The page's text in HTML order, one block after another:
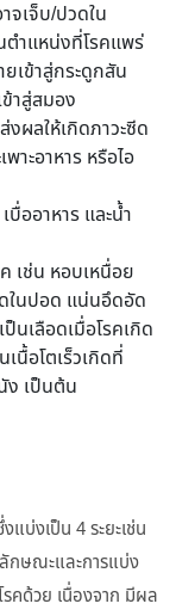
จเจ็บ/ปวดใน
ตำแหน่งที่โรคแพร่
เข้าสู่กระดูกสัน
าสู่สมอง
ผลให้เกิดภาวะซีด
าะอาหาร หรือไอ
ออาหาร และน้ำ
เช่น หอบเหนื่อย
ดในปอด แน่นอึดอัด
นเลือดเมื่อโรคเกิด
เนื้อโตเร็วเกิดที่
ง เป็นต้น
แบ่งเป็น 4 ระยะเช่น
กษณะและการแบ่ง
รคด้วย เนื่องจาก มีผล